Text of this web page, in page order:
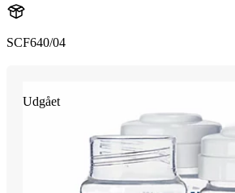
SCF640/04
Udgået